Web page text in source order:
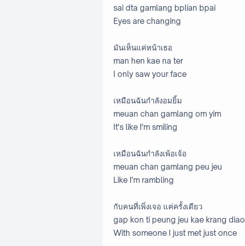
sai dta gamlang bplian bpai
Eyes are changing
มันเห็นแค่หน้าเธอ
man hen kae na ter
I only saw your face
เหมือนฉันกำลังอมยิ้ม
meuan chan gamlang om yim
It's like I'm smiling
เหมือนฉันกำลังเพ้อเจ้อ
meuan chan gamlang peu jeu
Like I'm rambling
กับคนที่เพิ่งเจอ แค่ครั้งเดียว
gap kon ti peung jeu kae krang diao
With someone I just met just once